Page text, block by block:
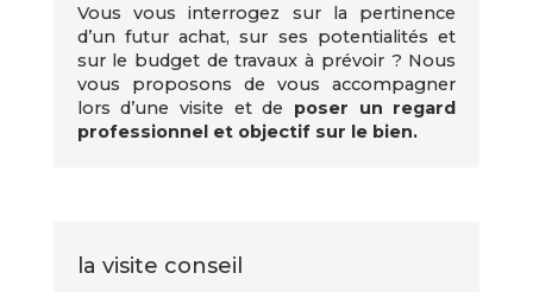
Vous vous interrogez sur la pertinence
d’un futur achat, sur ses potentialités et
sur le budget de travaux à prévoir ? Nous
vous proposons de vous accompagner
lors d’une visite et de poser un regard
professionnel et objectif sur le bien.
la visite conseil